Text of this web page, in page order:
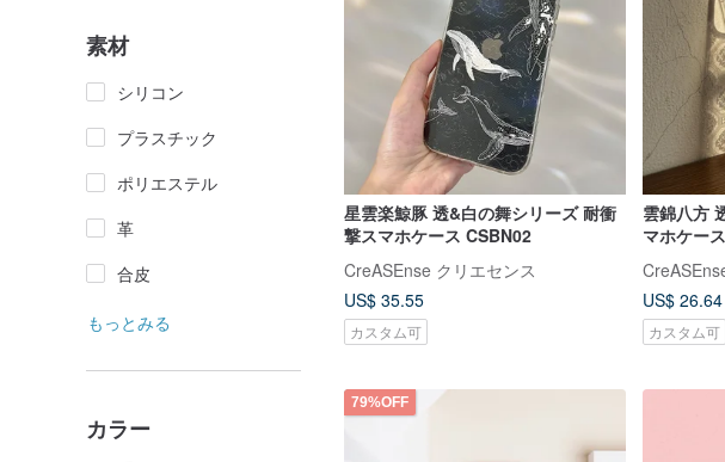
素材
シリコン
プラスチック
ポリエステル
革
合皮
もっとみる
カラー
星雲楽鯨豚 透&白の舞シリーズ 耐衝
撃スマホケース CSBN02
CreASEnse クリエセンス
US$ 35.55
カスタム可
雲錦八方
マホケー
US$ 26.64
カスタム可
79%OFF